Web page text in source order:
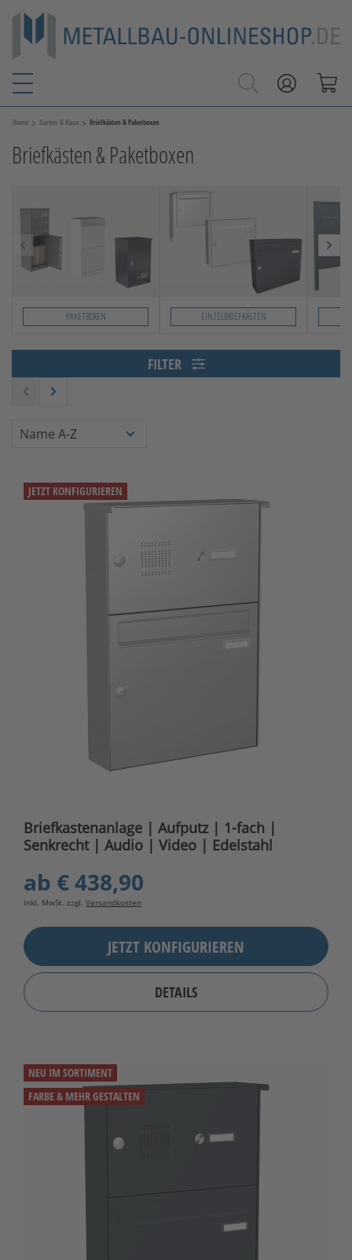
Home > Garten & Haus > Briefkästen & Paketboxen
Briefkästen & Paketboxen
PAKETBOXEN EINZELBRIEFKÄSTEN
FILTER
JETZT KONFIGURIEREN
Briefkastenanlage | Aufputz | 1-fach |
Senkrecht | Audio | Video | Edelstahl
ab € 438,90
inkl. MwSt. zzgl. Versandkosten
JETZT KONFIGURIEREN
DETAILS
NEU IM SORTIMENT
FARBE & MEHR GESTALTEN